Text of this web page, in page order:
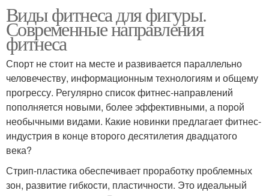
Виды фитнеса для фигуры.
Современные направления
фитнеса
Спорт не стоит на месте и развивается параллельно
человечеству, информационным технологиям и общему
прогрессу. Регулярно список фитнес-направлений
пополняется новыми, более эффективными, а порой
необычными видами. Какие новинки предлагает фитнес-
индустрия в конце второго десятилетия двадцатого
века?
Стрип-пластика обеспечивает проработку проблемных
зон, развитие гибкости, пластичности. Это идеальный